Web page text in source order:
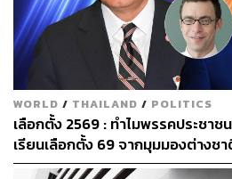
1. ภายหลังเหตุการณ์ก่อการรัฐประ
เมษายน 2524 กลุ่มทหาร จปร.7 (ยัง
กรม 42 กองพัน นำโดย พันเอก มนู
ตรี มนูญกฤต รูปขจร) ผู้บังคับการก
พระองค์ ร่วมกับ พลเอก สัณห์ จิตร
ทหารบก, พลโท วศิน อิศรางกูร ณ
และพลตรี สุจินต์ อารยะกุล ผู้บัญชา
พระองค์ ทำการรัฐประหารพลเอก
WORLD / THAILAND / POLITICS
เลือกตั้ง 2569 : ทำไมพรรคประชา
เรียนเลือกตั้ง 69 จากมุมมองต่างช
Kurlantzick